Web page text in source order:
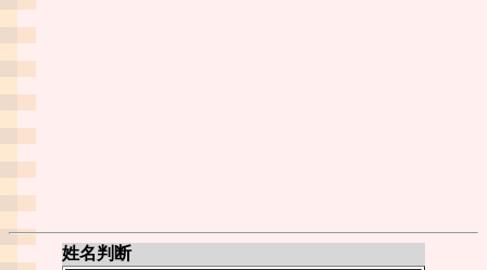
姓名判断